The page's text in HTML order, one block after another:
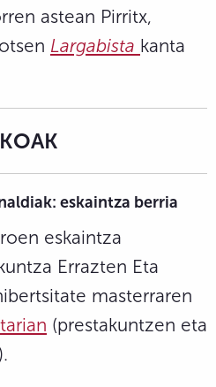
astean Pirritx,
Largabista kanta
eskaintza berria
eskaintza
Errazten Eta
masterraren
(prestakuntzen eta